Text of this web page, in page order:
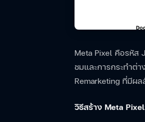
Meta Pixel คือรหัส
ชมและการกระทำต่
Remarketing ที่มีผ
วิธีสร้าง Meta